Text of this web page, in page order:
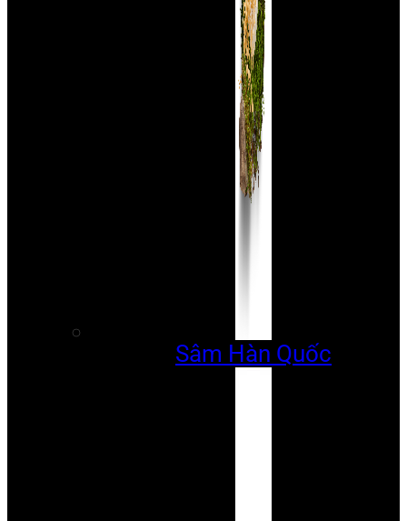
Sâm Hàn Quốc